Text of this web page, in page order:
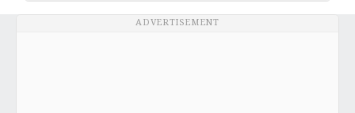
ADVERTISEMENT